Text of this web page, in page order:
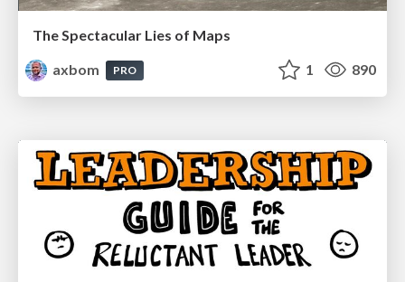
The Spectacular Lies of Maps
axbom
PRO 1 890